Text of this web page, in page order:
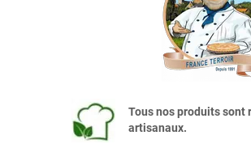
Tous nos produits sont
artisanaux.